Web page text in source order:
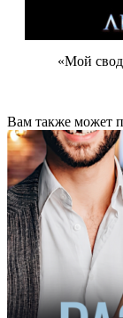
«Мой
Вам также может